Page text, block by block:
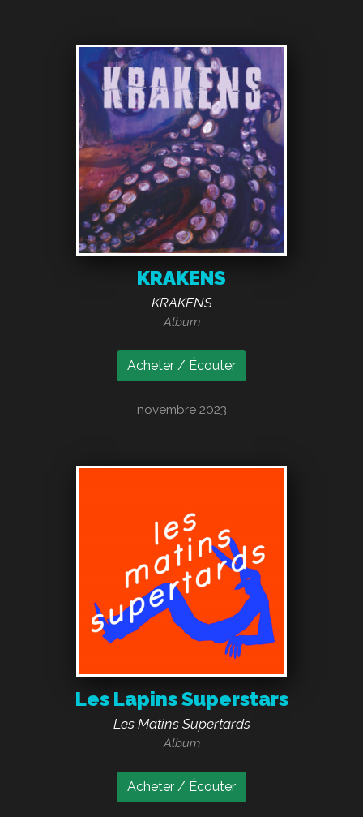
KRAKENS
KRAKENS
Album
Acheter / Écouter
novembre 2023
Les Lapins Superstars
Les Matins Supertards
Album
Acheter / Écouter